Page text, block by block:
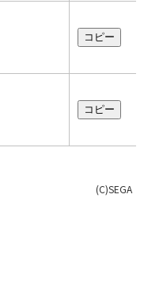
コピー
コピー
(C)SEGA